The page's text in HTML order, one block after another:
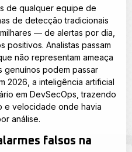
de qualquer equipe de
de detecção tradicionais
— de alertas por dia,
positivos. Analistas passam
não representam ameaça
genuínos podem passar
2026, a inteligência artificial
em DevSecOps, trazendo
e velocidade onde havia
análise.
falsos na